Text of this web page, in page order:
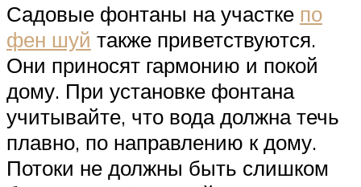
Садовые фонтаны на участке по
фен шуй также приветствуются.
Они приносят гармонию и покой
дому. При установке фонтана
учитывайте, что вода должна течь
плавно, по направлению к дому.
Потоки не должны быть слишком